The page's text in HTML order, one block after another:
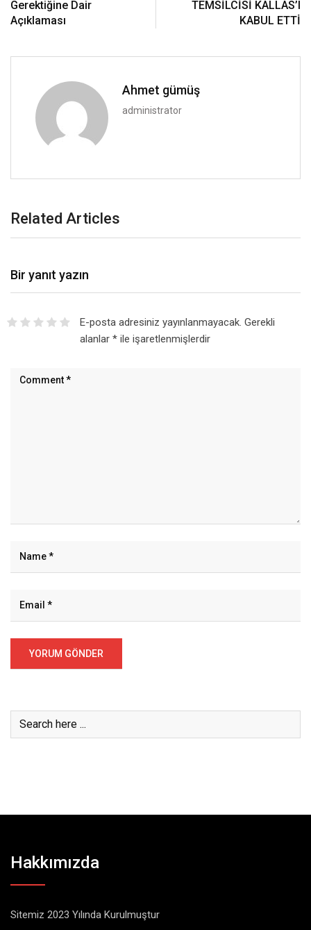
Gerektiğine Dair
Açıklaması
TEMSİLCİSİ KALLAS’I
KABUL ETTİ
Ahmet gümüş
administrator
Related Articles
Bir yanıt yazın
E-posta adresiniz yayınlanmayacak. Gerekli
alanlar *ile işaretlenmişlerdir
Hakkımızda
Sitemiz 2023 Yılında Kurulmuştur